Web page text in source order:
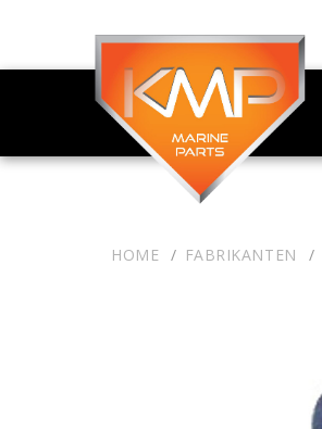
HOME FABRIKANTEN